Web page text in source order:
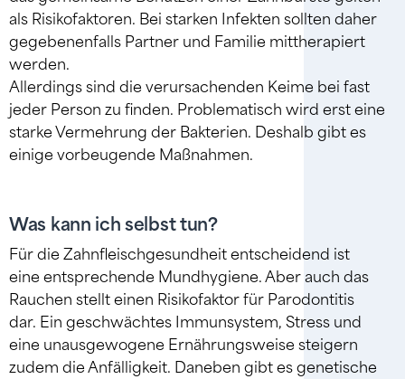
als Risikofaktoren. Bei starken Infekten sollten daher
gegebenenfalls Partner und Familie mittherapiert
werden.
Allerdings sind die verursachenden Keime bei fast
jeder Person zu finden. Problematisch wird erst eine
starke Vermehrung der Bakterien. Deshalb gibt es
einige vorbeugende Maßnahmen.
Was kann ich selbst tun?
Für die Zahnfleischgesundheit entscheidend ist
eine entsprechende Mundhygiene. Aber auch das
Rauchen stellt einen Risikofaktor für Parodontitis
dar. Ein geschwächtes Immunsystem, Stress und
eine unausgewogene Ernährungsweise steigern
zudem die Anfälligkeit. Daneben gibt es genetische